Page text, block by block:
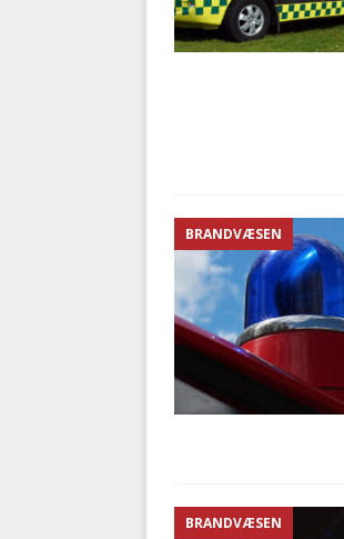
BRANDVÆSEN
BRANDVÆSEN